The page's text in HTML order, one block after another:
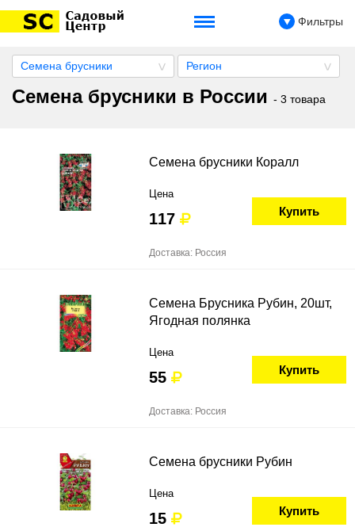
Фильтры
Семена брусники Регион
Семена брусники в России - 3 товара
Семена брусники Коралл
Цена
117 Купить
Доставка: Россия
Семена Брусника Рубин, 20шт,
Ягодная полянка
Цена
55 Купить
Доставка: Россия
Семена брусники Рубин
Цена
15 Купить